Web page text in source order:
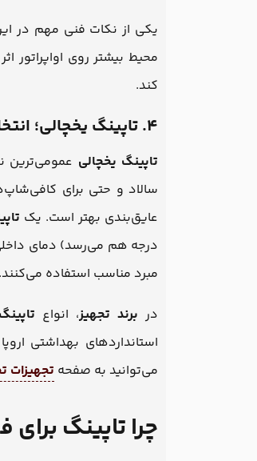
یکی از نکات فنی مهم در
محیط بیشتر روی اواپراتور
کند.
۴. تاپینگ یخچالی؛ انتخاب همیشگی برای تازه ماندن مواد
تاپینگ یخچالی عمومی‌ترین
سالاد و حتی برای
عایق‌بندی بهتر است. یک
درجه هم می‌رسد) دمای داخلی
مبرد مناسب استفاده می‌کنند.
در برند تجهیز، انواع
استانداردهای بهداشتی
می‌توانید به صفحه تجهیزات
چرا تاپینگ